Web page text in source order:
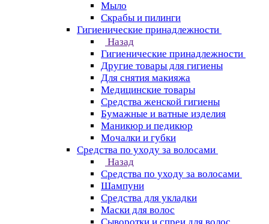
Мыло
Скрабы и пилинги
Гигиенические принадлежности
Назад
Гигиенические принадлежности
Другие товары для гигиены
Для снятия макияжа
Медицинские товары
Средства женской гигиены
Бумажные и ватные изделия
Маникюр и педикюр
Мочалки и губки
Средства по уходу за волосами
Назад
Средства по уходу за волосами
Шампуни
Средства для укладки
Маски для волос